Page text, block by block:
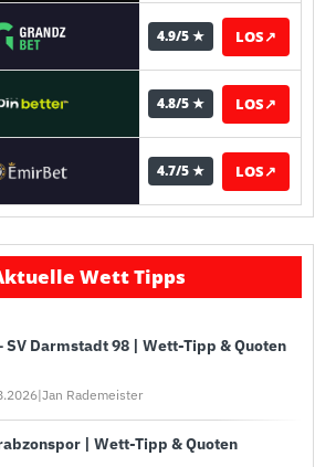
4.9/5 ★ LOS↗
4.8/5 ★ LOS↗
4.7/5 ★ LOS↗
Wett Tipps
SV Darmstadt 98 | Wett-Tipp & Quoten
|Jan Rademeister
| Wett-Tipp & Quoten